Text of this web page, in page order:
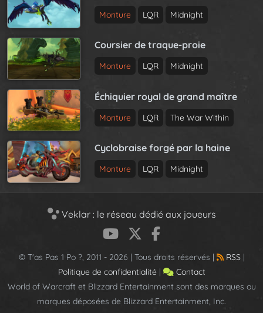
Monture LQR Midnight
Coursier de traque-proie
Monture LQR Midnight
Échiquier royal de grand maître
Monture LQR The War Within
Cyclobraise forgé par la haine
Monture LQR Midnight
Veklar : le réseau dédié aux joueurs
© T'as Pas 1 Po ?, 2011 - 2026 | Tous droits réservés | RSS|
Politique de confidentialité|
Contact
World of Warcraft et Blizzard Entertainment sont des marques ou
marques déposées de Blizzard Entertainment, Inc.